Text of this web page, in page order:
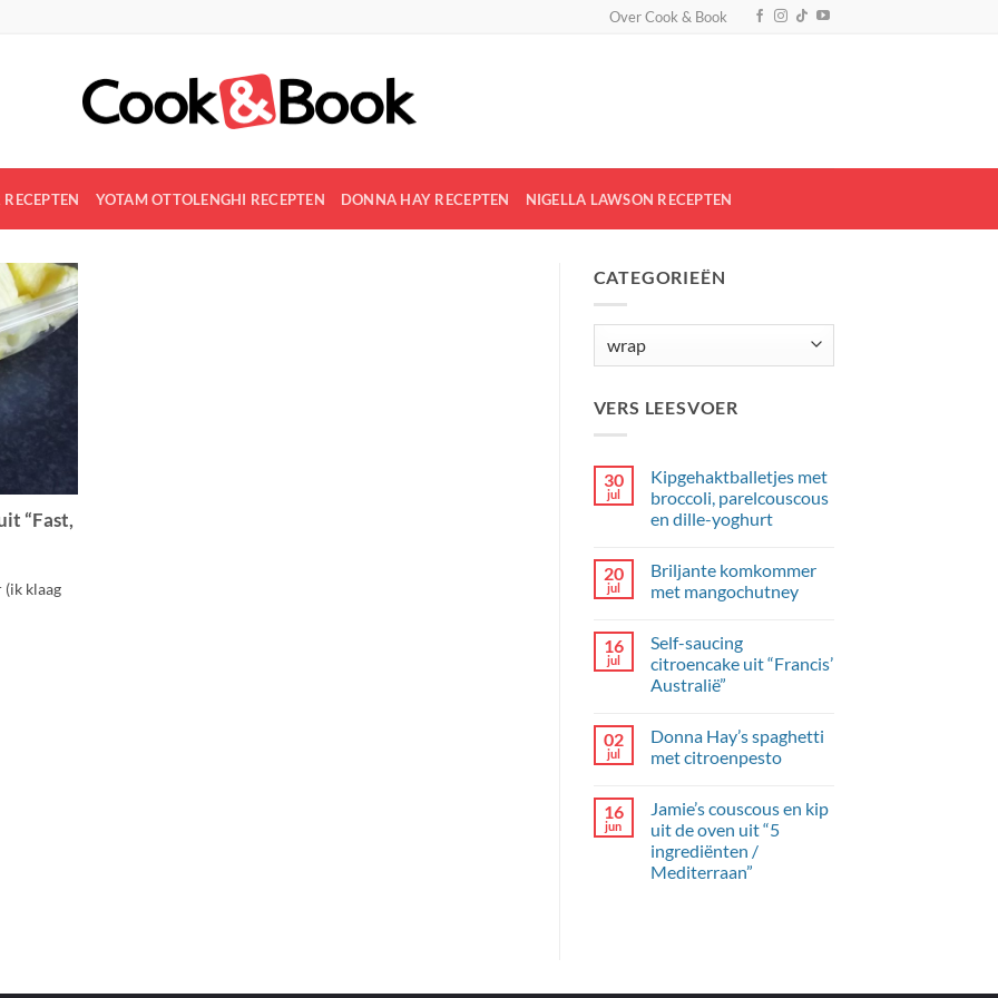
Over Cook & Book
YOTAM OTTOLENGHI RECEPTEN DONNA HAY RECEPTEN NIGELLA LAWSON RECEPTEN
“Fast,
klaag
CATEGORIEËN
VERS LEESVOER
30
jul
Kipgehaktballetjes met
broccoli, parelcouscous
en dille-yoghurt
op
Kipgehaktballetjes
met
en
dille-
yoghurt
20
jul
Briljante komkommer
met mangochutney
op
Briljante
komkommer
met
16
jul
Self-saucing
citroencake uit “Francis’
Australië”
op
saucing
“Francis’
Australië”
02
jul
Donna Hay’s spaghetti
met citroenpesto
op
Donna
Hay’s
spaghetti
met
citroenpesto
16
jun
Jamie’s couscous en kip
uit de oven uit “5
ingrediënten /
Mediterraan”